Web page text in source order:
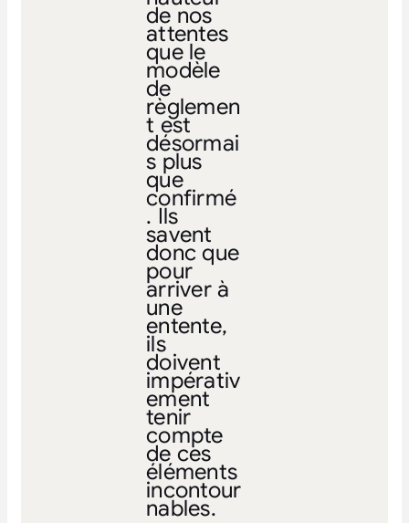
de nos
attentes
que le
modèle
de
règlemen
t est
désormai
s plus
que
confirmé
. Ils
savent
donc que
pour
arriver à
une
entente,
ils
doivent
impérativ
ement
tenir
compte
de ces
éléments
incontour
nables.